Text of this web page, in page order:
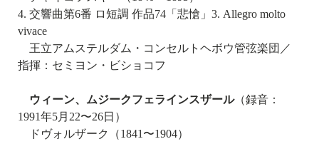
4. 交響曲第6番 ロ短調 作品74「悲愴」3. Allegro molto
vivace
王立アムステルダム・コンセルトヘボウ管弦楽団／
指揮：セミヨン・ビショコフ
ウィーン、ムジークフェラインスザール（録音：
1991年5月22〜26日）
ドヴォルザーク（1841〜1904）